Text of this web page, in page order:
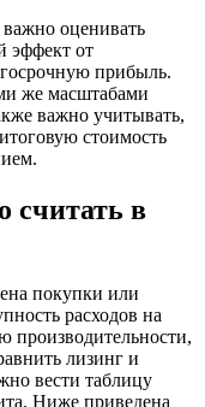
оценивать
эффект от
прибыль.
же масштабами
важно учитывать,
стоимость
считать в
покупки или
расходов на
производительности,
лизинг и
вести таблицу
Ниже приведена